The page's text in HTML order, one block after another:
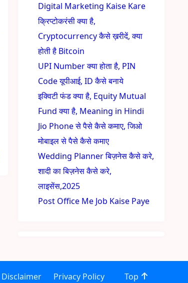
Digital Marketing Kaise Kare
क्रिप्टोकरंसी क्या है,
Cryptocurrency कैसे ख़रीदें, क्या
होती है Bitcoin
UPI Number क्या होता है, PIN
Code यूपीआई, ID कैसे बनाये
इक्विटी फंड क्या है, Equity Mutual
Fund क्या है, Meaning in Hindi
Jio Phone से पैसे कैसे कमाए, जिओ
मोबाइल से पैसे कैसे कमाए
Wedding Planner बिज़नेस कैसे करे,
शादी का बिज़नेस कैसे करे,
लाइसेंस,2025
Post Office Me Job Kaise Paye
Disclaimer Privacy Policy Top